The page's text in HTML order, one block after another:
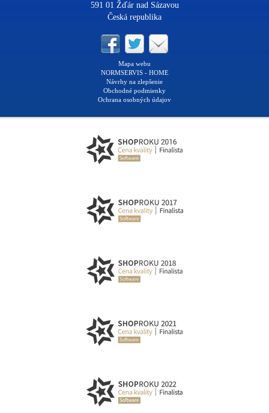
591 01 Žďár nad Sázavou
Česká republika
Mapa webu
NORMSERVIS - HOME
Návrhy na zlepšenie
Obchodné podmienky
Ochrana osobných údajov